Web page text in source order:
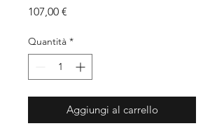
107,00 €
Quantità *
Aggiungi al carrello